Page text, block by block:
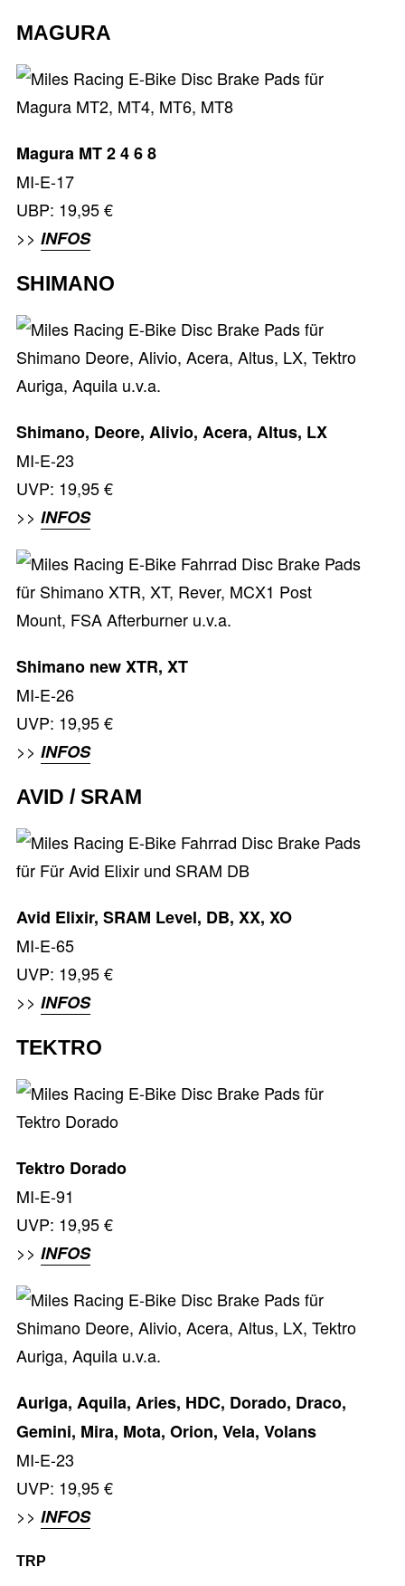
MAGURA
Magura MT 2 4 6 8
MI-E-17
UBP: 19,95 €
>> INFOS
SHIMANO
Shimano, Deore, Alivio, Acera, Altus, LX
MI-E-23
UVP: 19,95 €
>> INFOS
Shimano new XTR, XT
MI-E-26
UVP: 19,95 €
>> INFOS
AVID / SRAM
Avid Elixir, SRAM Level, DB, XX, XO
MI-E-65
UVP: 19,95 €
>> INFOS
TEKTRO
Tektro Dorado
MI-E-91
UVP: 19,95 €
>> INFOS
Auriga, Aquila, Aries, HDC, Dorado, Draco,
Gemini, Mira, Mota, Orion, Vela, Volans
MI-E-23
UVP: 19,95 €
>> INFOS
TRP